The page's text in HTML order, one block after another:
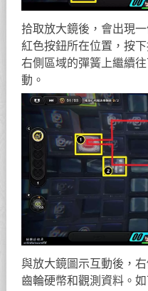
拾取放大鏡後，會出現
紅色按鈕所在位置，按
右側區域的彈簧上繼續
動。
與放大鏡圖示互動後，
齒輪硬幣和觀測資料。